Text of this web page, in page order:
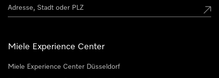
Miele Experience Center
Miele Experience Center Düsseldorf